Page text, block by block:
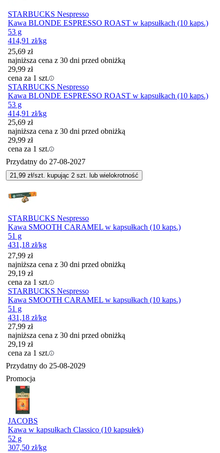
STARBUCKS Nespresso
Kawa BLONDE ESPRESSO ROAST w kapsułkach (10 kaps.)
53 g
414,91 zł/kg
25,69 zł
najniższa cena z 30 dni przed obniżką
29,99 zł
cena za 1 szt.
STARBUCKS Nespresso
Kawa BLONDE ESPRESSO ROAST w kapsułkach (10 kaps.)
53 g
414,91 zł/kg
25,69 zł
najniższa cena z 30 dni przed obniżką
29,99 zł
cena za 1 szt.
Przydatny do 27-08-2027
21,99 zł/szt. kupując 2 szt. lub wielokrotność
STARBUCKS Nespresso
Kawa SMOOTH CARAMEL w kapsułkach (10 kaps.)
51 g
431,18 zł/kg
27,99 zł
najniższa cena z 30 dni przed obniżką
29,19 zł
cena za 1 szt.
STARBUCKS Nespresso
Kawa SMOOTH CARAMEL w kapsułkach (10 kaps.)
51 g
431,18 zł/kg
27,99 zł
najniższa cena z 30 dni przed obniżką
29,19 zł
cena za 1 szt.
Przydatny do 25-08-2029
Promocja
JACOBS
Kawa w kapsułkach Classico (10 kapsułek)
52 g
307,50 zł/kg